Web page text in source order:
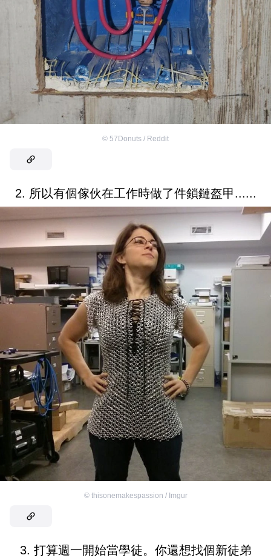
© 57Donuts / Reddit
2. 所以有個傢伙在工作時做了件鎖鏈盔甲......
© thisonemakespassion / Imgur
3. 打算週一開始當學徒。你還想找個新徒弟